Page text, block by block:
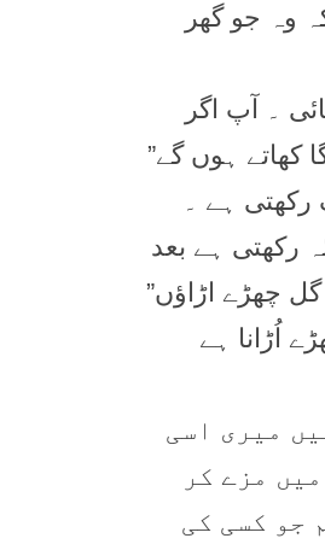
وہ جو گھر
۔ آپ اگر
کھاتے ہوں گے”
رکھتی ہے ۔
رکھتی ہے بعد
چھڑے اڑاؤں”
اُڑانا ہے
میری اسی
مزے کر
جو کسی کی